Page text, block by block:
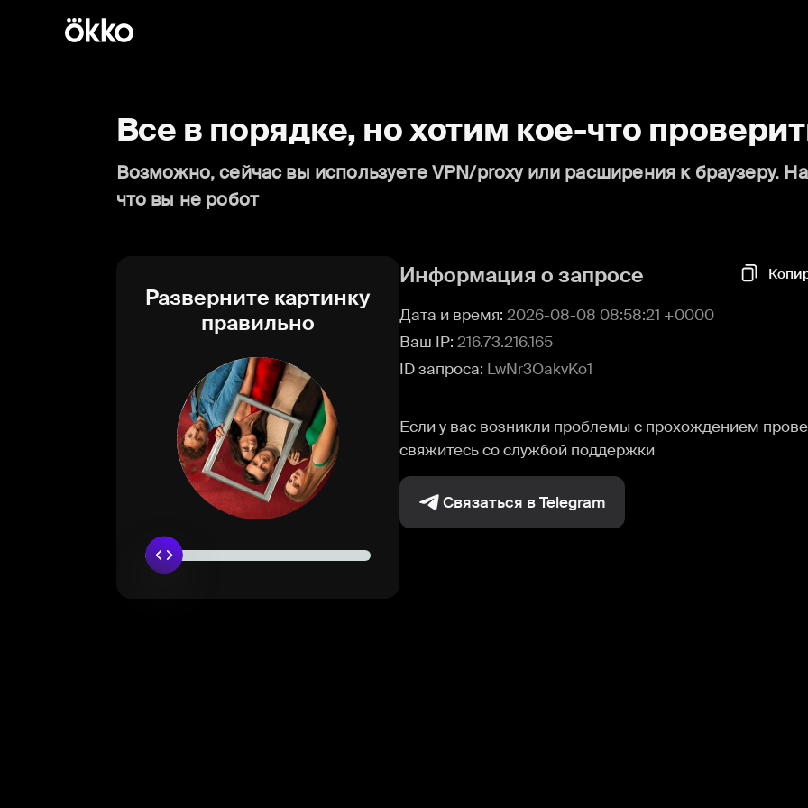
Все в порядке, но хотим кое-что
Возможно, сейчас вы используете VPN/proxy или расширения к браузеру.
что вы не робот
Разверните картинку
правильно
Информация о запросе
Дата и время: 2026-08-08 08:58:21 +0000
Ваш IP: 216.73.216.165
ID запроса: LwNr3OakvKo1
Если у вас возникли проблемы с прохождением
свяжитесь со службой поддержки
Связаться в Telegram